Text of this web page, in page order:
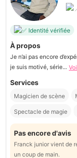
Identité vérifiée
À propos
Je n’ai pas encore
je suis motivé, série...
Services
Magicien de scène
Spectacle de magie
Pas encore d'avis
Franck junior vient de
un coup de main.